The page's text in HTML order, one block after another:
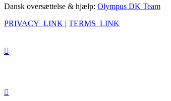
Dansk oversættelse & hjælp: Olympus DK Team
PRIVACY_LINK | TERMS_LINK